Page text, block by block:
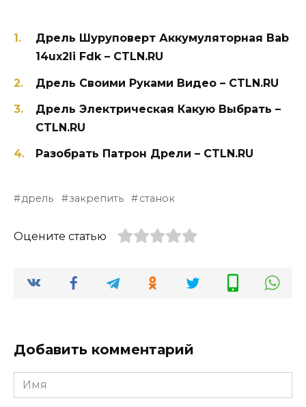
Дрель Шуруповерт Аккумуляторная Bab
14ux2li Fdk – CTLN.RU
Дрель Своими Руками Видео – CTLN.RU
Дрель Электрическая Какую Выбрать –
CTLN.RU
Разобрать Патрон Дрели – CTLN.RU
дрель закрепить станок
Оцените статью
Добавить комментарий
Имя
*